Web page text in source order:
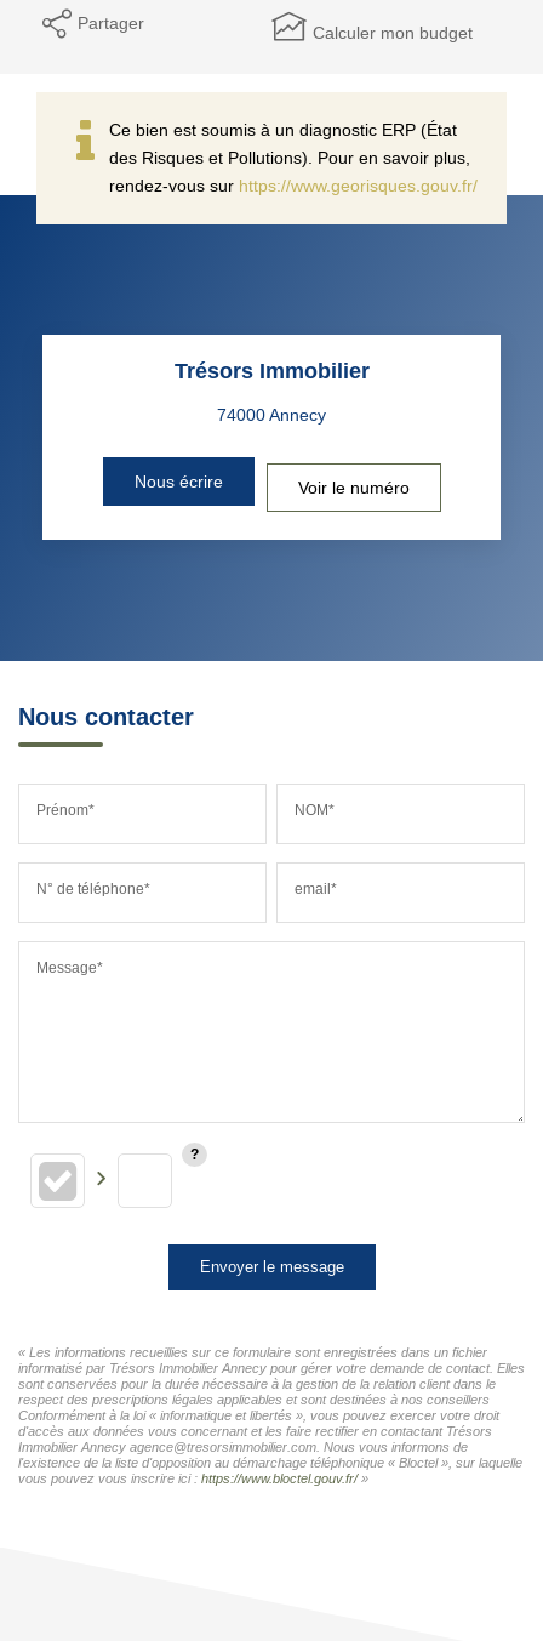
Partager Calculer mon budget
Ce bien est soumis à un diagnostic ERP (État
des Risques et Pollutions). Pour en savoir plus,
rendez-vous sur https://www.georisques.gouv.fr/
Trésors Immobilier
Nous écrire Voir le numéro
Nous contacter
Prénom* NOM*
N° de téléphone* email*
Message*
Envoyer le message
« Les informations recueillies sur ce formulaire sont enregistrées dans un fichier
informatisé par Trésors Immobilier Annecy pour gérer votre demande de contact. Elles
sont conservées pour la durée nécessaire à la gestion de la relation client dans le
respect des prescriptions légales applicables et sont destinées à nos conseillers
Conformément à la loi « informatique et libertés », vous pouvez exercer votre droit
d'accès aux données vous concernant et les faire rectifier en contactant Trésors
Immobilier Annecy agence@tresorsimmobilier.com. Nous vous informons de
l'existence de la liste d'opposition au démarchage téléphonique « Bloctel », sur laquelle
vous pouvez vous inscrire ici : https://www.bloctel.gouv.fr/»